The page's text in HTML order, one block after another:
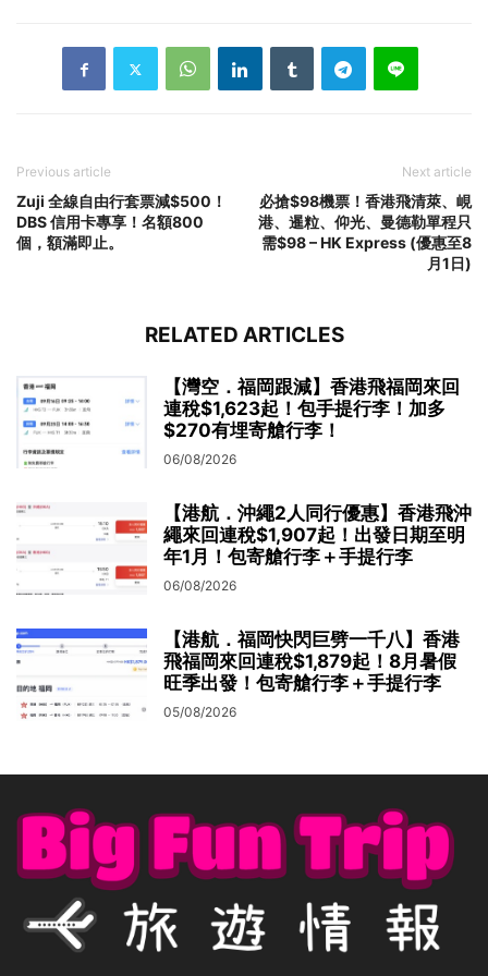
Previous article
Zuji 全線自由行套票減$500！
DBS 信用卡專享！名額800
個，額滿即止。
Next article
必搶$98機票！香港飛清萊、峴
港、暹粒、仰光、曼德勒單程只
需$98 – HK Express (優惠至8
月1日)
RELATED ARTICLES
【灣空．福岡跟減】香港飛福岡來回
連稅$1,623起！包手提行李！加多
$270有埋寄艙行李！
06/08/2026
【港航．沖繩2人同行優惠】香港飛沖
繩來回連稅$1,907起！出發日期至明
年1月！包寄艙行李＋手提行李
06/08/2026
【港航．福岡快閃巨劈一千八】香港
飛福岡來回連稅$1,879起！8月暑假
旺季出發！包寄艙行李＋手提行李
05/08/2026